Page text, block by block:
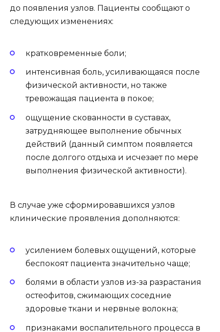
до появления узлов. Пациенты сообщают о
следующих изменениях:
кратковременные боли;
интенсивная боль, усиливающаяся после
физической активности, но также
тревожащая пациента в покое;
ощущение скованности в суставах,
затрудняющее выполнение обычных
действий (данный симптом появляется
после долгого отдыха и исчезает по мере
выполнения физической активности).
В случае уже сформировавшихся узлов
клинические проявления дополняются:
усилением болевых ощущений, которые
беспокоят пациента значительно чаще;
болями в области узлов из-за разрастания
остеофитов, сжимающих соседние
здоровые ткани и нервные волокна;
признаками воспалительного процесса в